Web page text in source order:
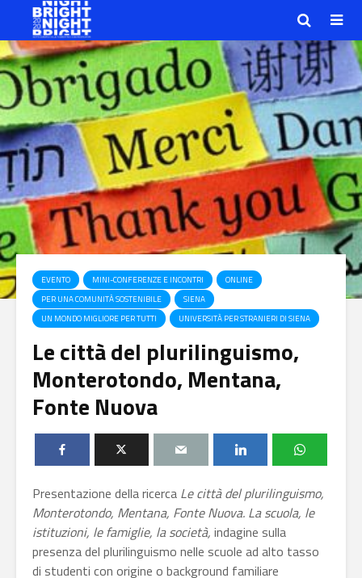
EVENTO MINI-CONFERENZE E INCONTRI
ONLINE
PER UNA COMUNITÀ SOSTENIBILE
SIENA
UN MONDO MIGLIORE PER TUTTI
UNIVERSITÀ PER STRANIERI DI SIENA
Le città del plurilinguismo,
Monterotondo, Mentana,
Fonte Nuova
Presentazione della ricerca Le città del plurilinguismo,
Monterotondo, Mentana, Fonte Nuova. La scuola, le
istituzioni, le famiglie, la società, indagine sulla
presenza del plurilinguismo nelle scuole ad alto tasso
di studenti con origine o background familiare